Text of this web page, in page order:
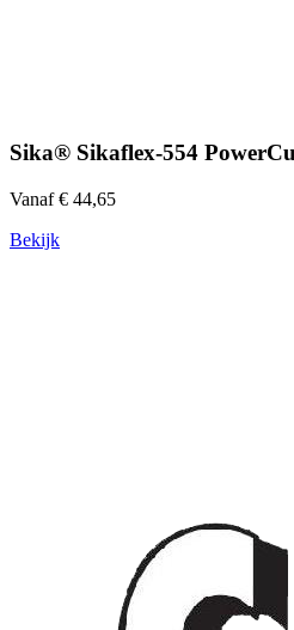
Sika® Sikaflex-554
Vanaf € 44,65
Bekijk